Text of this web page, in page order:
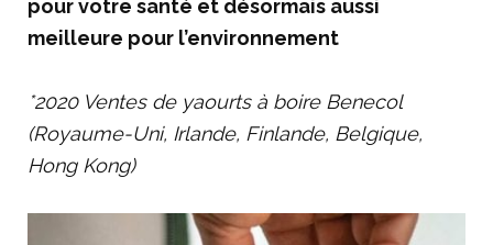
pour votre santé et désormais aussi
meilleure pour l’environnement
*2020 Ventes de yaourts à boire Benecol
(Royaume-Uni, Irlande, Finlande, Belgique,
Hong Kong)